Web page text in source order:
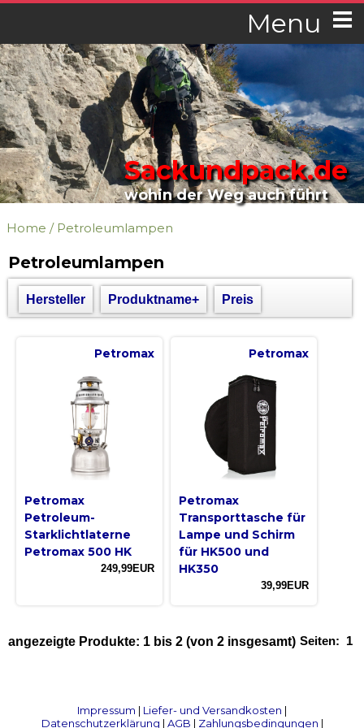
Menu
Sackundpack.de
wohin der Weg auch führt
Home / Petroleumlampen
Petroleumlampen
Hersteller Produktname+ Preis
Petromax
Petromax
Petroleum-
Starklichtlaterne
Petromax 500 HK
249,99EUR
Petromax
Petromax
Transporttasche für
Lampe und Schirm
für HK500 und
HK350
39,99EUR
Seiten: 1
angezeigte Produkte: 1 bis 2 (von 2 insgesamt)
Impressum | Liefer- und Versandkosten |
Datenschutzerklärung | AGB | Zahlungsbedingungen |